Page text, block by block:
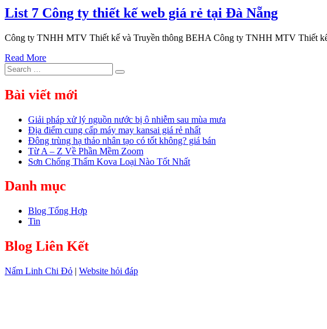
List 7 Công ty thiết kế web giá rẻ tại Đà Nẵng
Công ty TNHH MTV Thiết kế và Truyền thông BEHA Công ty TNHH MTV Thiết
Read More
Search
for:
Search
Bài viết mới
Giải pháp xử lý nguồn nước bị ô nhiễm sau mùa mưa
Địa điểm cung cấp máy may kansai giá rẻ nhất
Đông trùng hạ thảo nhân tạo có tốt không? giá bán
Từ A – Z Về Phần Mềm Zoom
Sơn Chống Thấm Kova Loại Nào Tốt Nhất
Danh mục
Blog Tổng Hợp
Tin
Blog Liên Kết
Nấm Linh Chi Đỏ | Website hỏi đáp